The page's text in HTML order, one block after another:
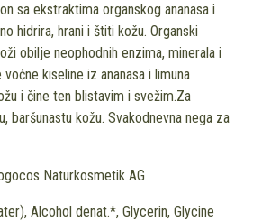
sa ekstraktima organskog ananasa i
hidrira, hrani i štiti kožu. Organski
obilje neophodnih enzima, minerala i
voćne kiseline iz ananasa i limuna
i čine ten blistavim i svežim.Za
baršunastu kožu. Svakodnevna nega za
Naturkosmetik AG
Alcohol denat.*, Glycerin, Glycine